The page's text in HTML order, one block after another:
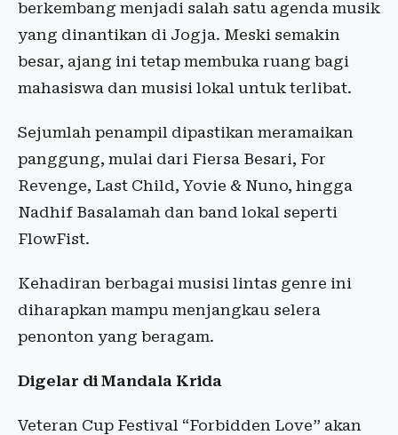
berkembang menjadi salah satu agenda musik
yang dinantikan di Jogja. Meski semakin
besar, ajang ini tetap membuka ruang bagi
mahasiswa dan musisi lokal untuk terlibat.
Sejumlah penampil dipastikan meramaikan
panggung, mulai dari Fiersa Besari, For
Revenge, Last Child, Yovie & Nuno, hingga
Nadhif Basalamah dan band lokal seperti
FlowFist.
Kehadiran berbagai musisi lintas genre ini
diharapkan mampu menjangkau selera
penonton yang beragam.
Digelar di Mandala Krida
Veteran Cup Festival “Forbidden Love” akan